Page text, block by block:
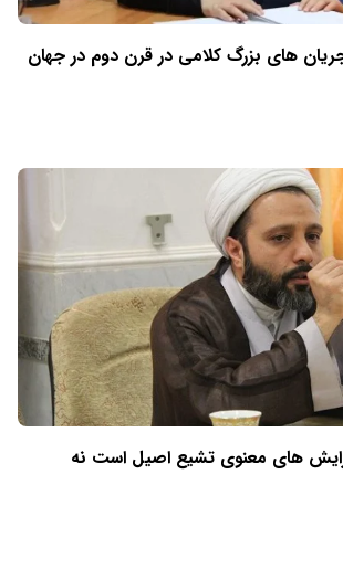
های بزرگ کلامی در قرن دوم در جهان
های معنوی تشیع اصیل است نه